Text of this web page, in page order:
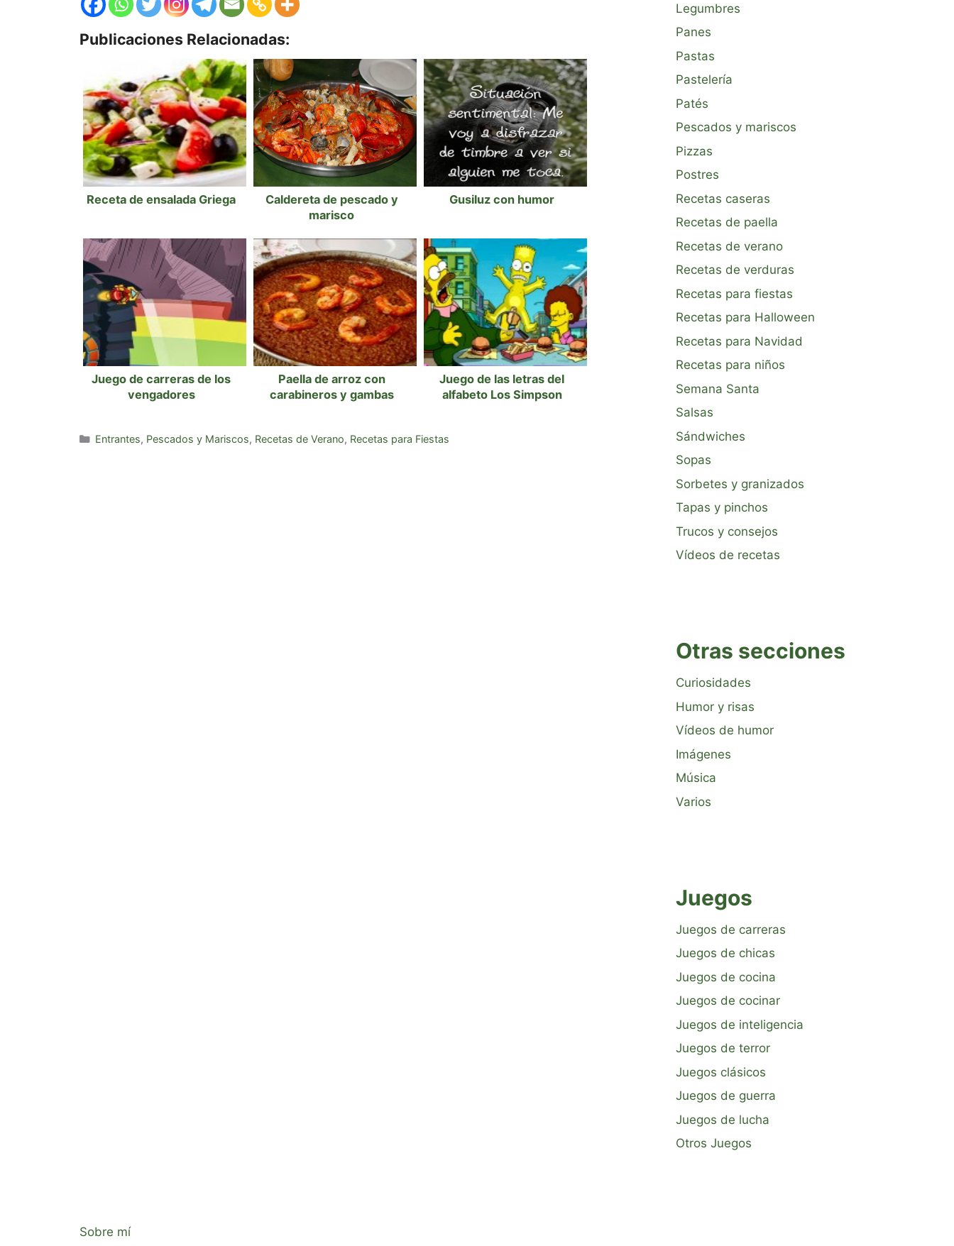
Publicaciones Relacionadas:
Receta de ensalada Griega
Caldereta de pescado y
marisco
Gusiluz con humor
Juego de carreras de los
vengadores
Paella de arroz con
carabineros y gambas
Juego de las letras del
alfabeto Los Simpson
Categorías
Entrantes, Pescados y Mariscos, Recetas de Verano, Recetas para Fiestas
Legumbres
Panes
Pastas
Pastelería
Patés
Pescados y mariscos
Pizzas
Postres
Recetas caseras
Recetas de paella
Recetas de verano
Recetas de verduras
Recetas para fiestas
Recetas para Halloween
Recetas para Navidad
Recetas para niños
Semana Santa
Salsas
Sándwiches
Sopas
Sorbetes y granizados
Tapas y pinchos
Trucos y consejos
Vídeos de recetas
Otras secciones
Curiosidades
Humor y risas
Vídeos de humor
Imágenes
Música
Varios
Juegos
Juegos de carreras
Juegos de chicas
Juegos de cocina
Juegos de cocinar
Juegos de inteligencia
Juegos de terror
Juegos clásicos
Juegos de guerra
Juegos de lucha
Otros Juegos
Sobre mí